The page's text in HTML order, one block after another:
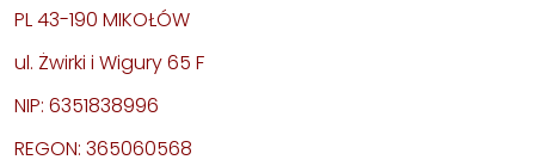
PL 43-190 MIKOŁÓW
ul. Żwirki i Wigury 65 F
NIP: 6351838996
REGON: 365060568